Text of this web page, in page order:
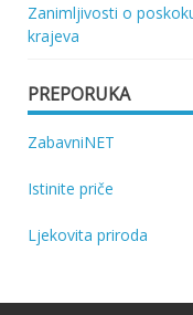
Zanimljivosti o
krajeva
PREPORUKA
ZabavniNET
Istinite priče
Ljekovita priroda